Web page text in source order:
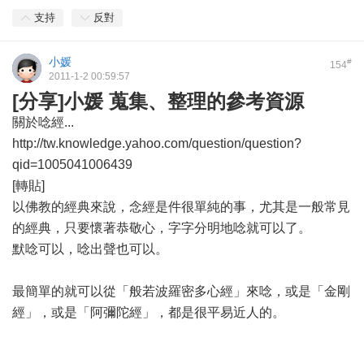
支持 反對
154#
小媛
2011-1-2 00:59:57
[分享]小媛 蒐集、整理的參考資源
關於唸經...
http://tw.knowledge.yahoo.com/question/question?
qid=1005041006439
[轉貼]
以佛教的經典來說，念經是件很單純的事，尤其是一般常見
的經典，只要懷著恭敬心，字字分明地唸就可以了。
默唸可以，唸出聲也可以。
最簡單的就可以從「般若波羅密多心經」來唸，或是「金剛
經」，或是「阿彌陀經」，都是很平易近人的。